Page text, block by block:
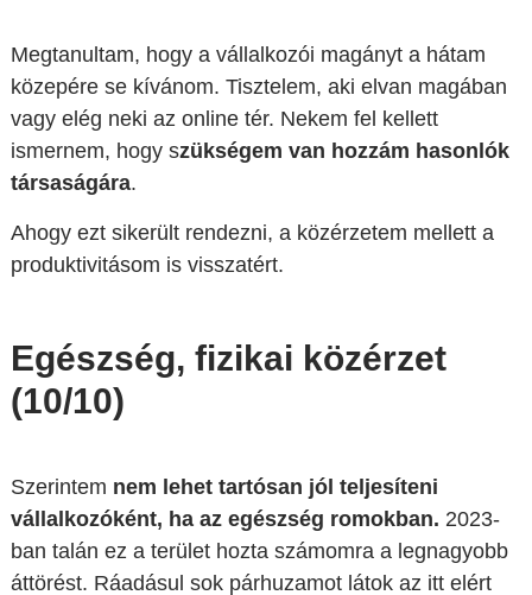
Megtanultam, hogy a vállalkozói magányt a hátam
közepére se kívánom. Tisztelem, aki elvan magában
vagy elég neki az online tér. Nekem fel kellett
ismernem, hogy szükségem van hozzám hasonlók
társaságára.
Ahogy ezt sikerült rendezni, a közérzetem mellett a
produktivitásom is visszatért.
Egészség, fizikai közérzet
(10/10)
Szerintem nem lehet tartósan jól teljesíteni
vállalkozóként, ha az egészség romokban. 2023-
ban talán ez a terület hozta számomra a legnagyobb
áttörést. Ráadásul sok párhuzamot látok az itt elért